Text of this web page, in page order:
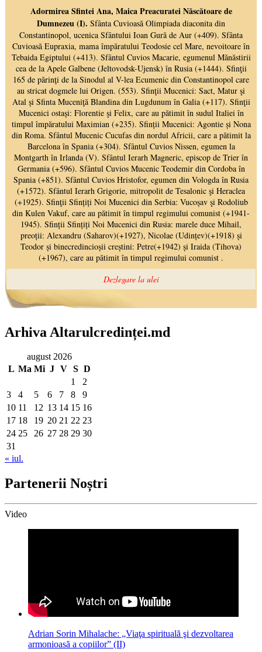
Arhiva Altarulcredinței.md
august 2026
L Ma Mi J V S D
1
2
3
4 5 6 7 8
9
10 11 12 13 14 15 16
17 18 19 20 21 22 23
24 25 26 27 28 29 30
31
« iul.
Partenerii Noștri
Video
Adrian Sorin Mihalache: „Viaţa spirituală şi dezvoltarea
armonioasă a copiilor” (II)